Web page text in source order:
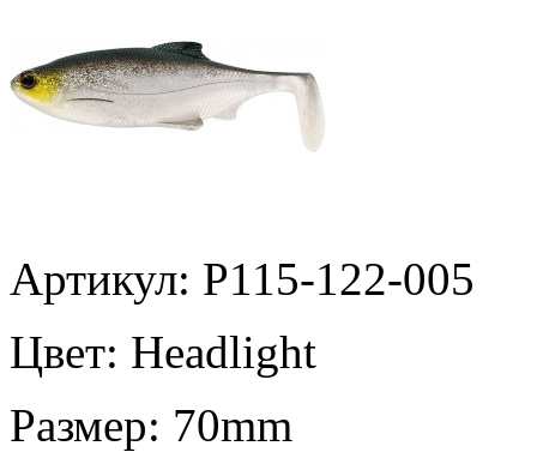
Артикул: P115-122-005
Цвет: Headlight
Размер: 70mm